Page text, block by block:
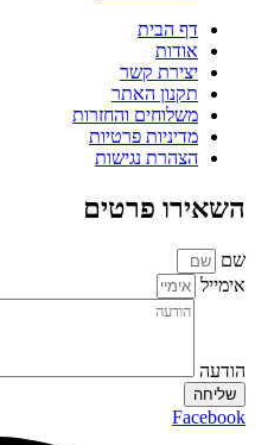
דף הבית
אודות
יצירת קשר
תקנון האתר
משלוחים והחזרות
מדיניות פרטיות
הצהרת נגישות
השאירו פרטים
שם
אימייל
הודעה
שליחה
Facebook